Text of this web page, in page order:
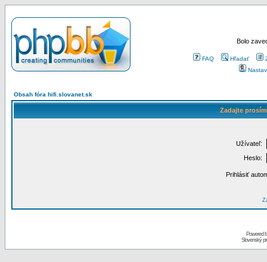
Bolo
FAQ Hľadať
Obsah fóra hifi.slovanet.sk
Zadajte
Užívateľ:
Heslo:
Prihlásiť
Powered
Slovenský